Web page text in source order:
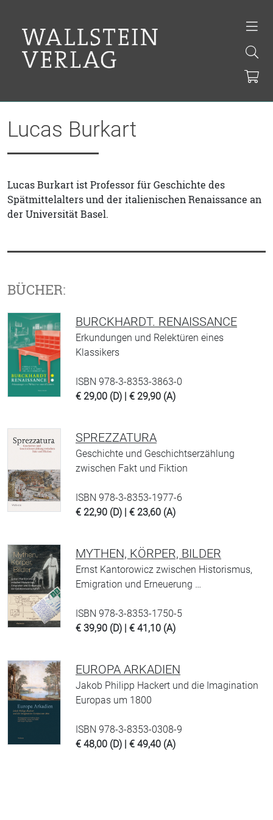
Lucas Burkart
Lucas Burkart ist Professor für Geschichte des
Spätmittelalters und der italienischen Renaissance an
der Universität Basel.
BÜCHER:
BURCKHARDT. RENAISSANCE
Erkundungen und Relektüren eines
Klassikers
ISBN 978-3-8353-3863-0
€ 29,00 (D) | € 29,90 (A)
SPREZZATURA
Geschichte und Geschichtserzählung
zwischen Fakt und Fiktion
ISBN 978-3-8353-1977-6
€ 22,90 (D) | € 23,60 (A)
MYTHEN, KÖRPER, BILDER
Ernst Kantorowicz zwischen Historismus,
Emigration und Erneuerung …
ISBN 978-3-8353-1750-5
€ 39,90 (D) | € 41,10 (A)
EUROPA ARKADIEN
Jakob Philipp Hackert und die Imagination
Europas um 1800
ISBN 978-3-8353-0308-9
€ 48,00 (D) | € 49,40 (A)